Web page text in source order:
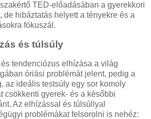
TED-előadásában a gyerekkori
de hibáztatás helyett a tényekre és a
fókuszál.
és túlsúly
tendenciózus elhízása a világ
óriási problémát jelent, pedig a
az ideális testsúly egy sor komoly
csökkenti gyerek- és a későbbi
Az elhízással és túlsúllyal
problémákat felsorolni is nehéz: